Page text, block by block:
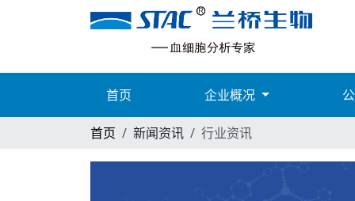
首页 企业概况
首页 新闻资讯 行业资讯